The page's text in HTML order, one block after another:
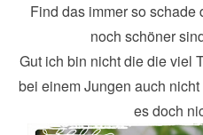
Find das immer so
noch schöner
Gut ich bin nicht die die viel
bei einem Jungen auch
es doch